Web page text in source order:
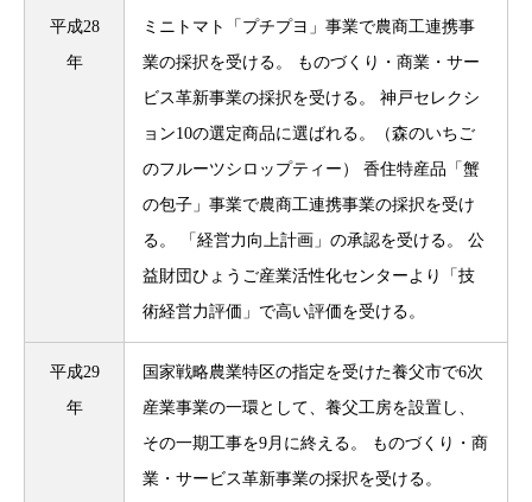
平成28
年
ミニトマト「プチプヨ」事業で農商工連携事
業の採択を受ける。 ものづくり・商業・サー
ビス革新事業の採択を受ける。 神戸セレクシ
ョン10の選定商品に選ばれる。（森のいちご
のフルーツシロップティー） 香住特産品「蟹
の包子」事業で農商工連携事業の採択を受け
る。 「経営力向上計画」の承認を受ける。 公
益財団ひょうご産業活性化センターより「技
術経営力評価」で高い評価を受ける。
平成29
年
国家戦略農業特区の指定を受けた養父市で6次
産業事業の一環として、養父工房を設置し、
その一期工事を9月に終える。 ものづくり・商
業・サービス革新事業の採択を受ける。